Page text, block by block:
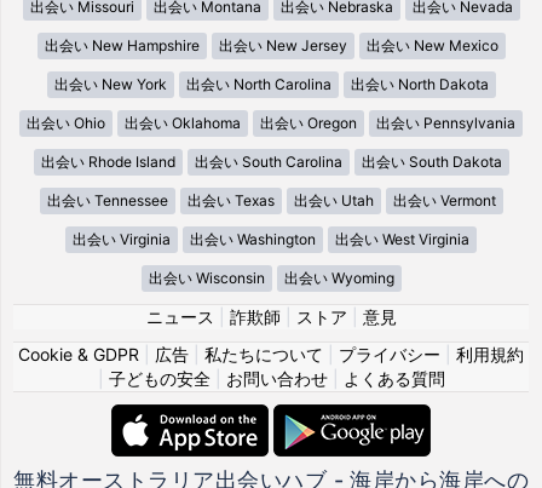
出会い Missouri 出会い Montana 出会い Nebraska 出会い Nevada
出会い New Hampshire 出会い New Jersey 出会い New Mexico
出会い New York 出会い North Carolina 出会い North Dakota
出会い Ohio 出会い Oklahoma 出会い Oregon 出会い Pennsylvania
出会い Rhode Island 出会い South Carolina 出会い South Dakota
出会い Tennessee 出会い Texas 出会い Utah 出会い Vermont
出会い Virginia 出会い Washington 出会い West Virginia
出会い Wisconsin 出会い Wyoming
ニュース 詐欺師 ストア
意見
Cookie & GDPR
広告 私たちについて プライバシー
利用規約
子どもの安全| お問い合わせ| よくある質問
無料オーストラリア出会いハブ - 海岸から海岸への